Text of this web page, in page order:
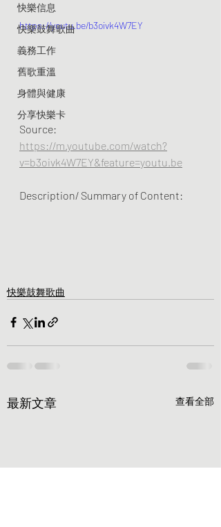
快樂信息
快樂鼓舞歌曲
義務工作
舊歌重溫
身體與健康
分享快樂卡
https://youtu.be/b3oivk4W7EY
Source:
https://m.youtube.com/watch?
v=b3oivk4W7EY&feature=youtu.be
Description/ Summary of Content:
快樂鼓舞歌曲
最新文章 查看全部